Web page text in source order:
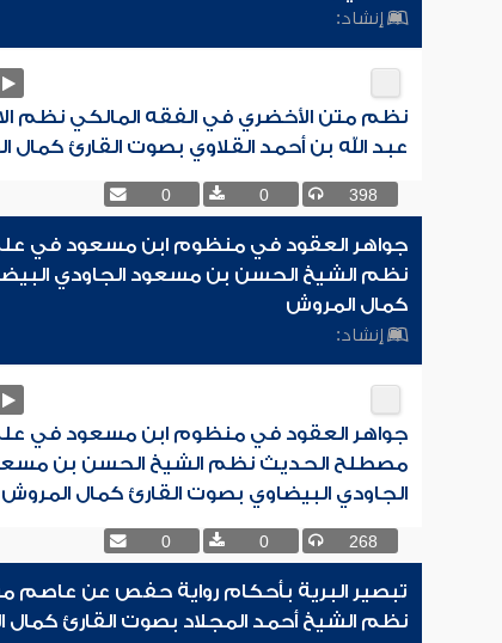
إنشاد:
نظم متن الأخضري في الفقه المالكي نظم
عبد الله بن أحمد القلاوي بصوت القارئ كمال
398
0
0
جواهر العقود في منظوم ابن مسعود في
نظم الشيخ الحسن بن مسعود الجاودي
كمال المروش
إنشاد:
جواهر العقود في منظوم ابن مسعود في
مصطلح الحديث نظم الشيخ الحسن بن
الجاودي البيضاوي بصوت القارئ كمال المروش
268
0
0
تبصير البرية بأحكام رواية حفص عن عاصم
نظم الشيخ أحمد المجلاد بصوت القارئ كمال